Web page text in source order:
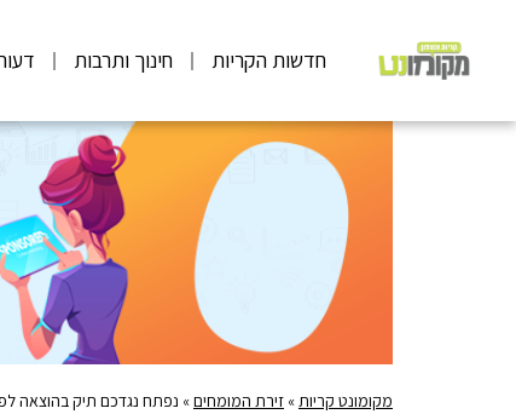
חדשות הקריות חינוך ותרבות
מקומונט קריות » זירת המומחים» נפתח נגדכם תיק בהוצאה